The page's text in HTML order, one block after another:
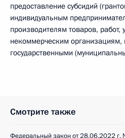
предоставление субсидий
индивидуальным
производителям товаров, работ,
некоммерческим
государственными
Смотрите также
Федеральный закон от 28.06.2022